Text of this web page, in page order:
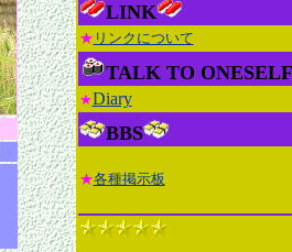
LINK
★ リンクについて
TALK TO ONESELF
★Diary
BBS
★各種掲示板